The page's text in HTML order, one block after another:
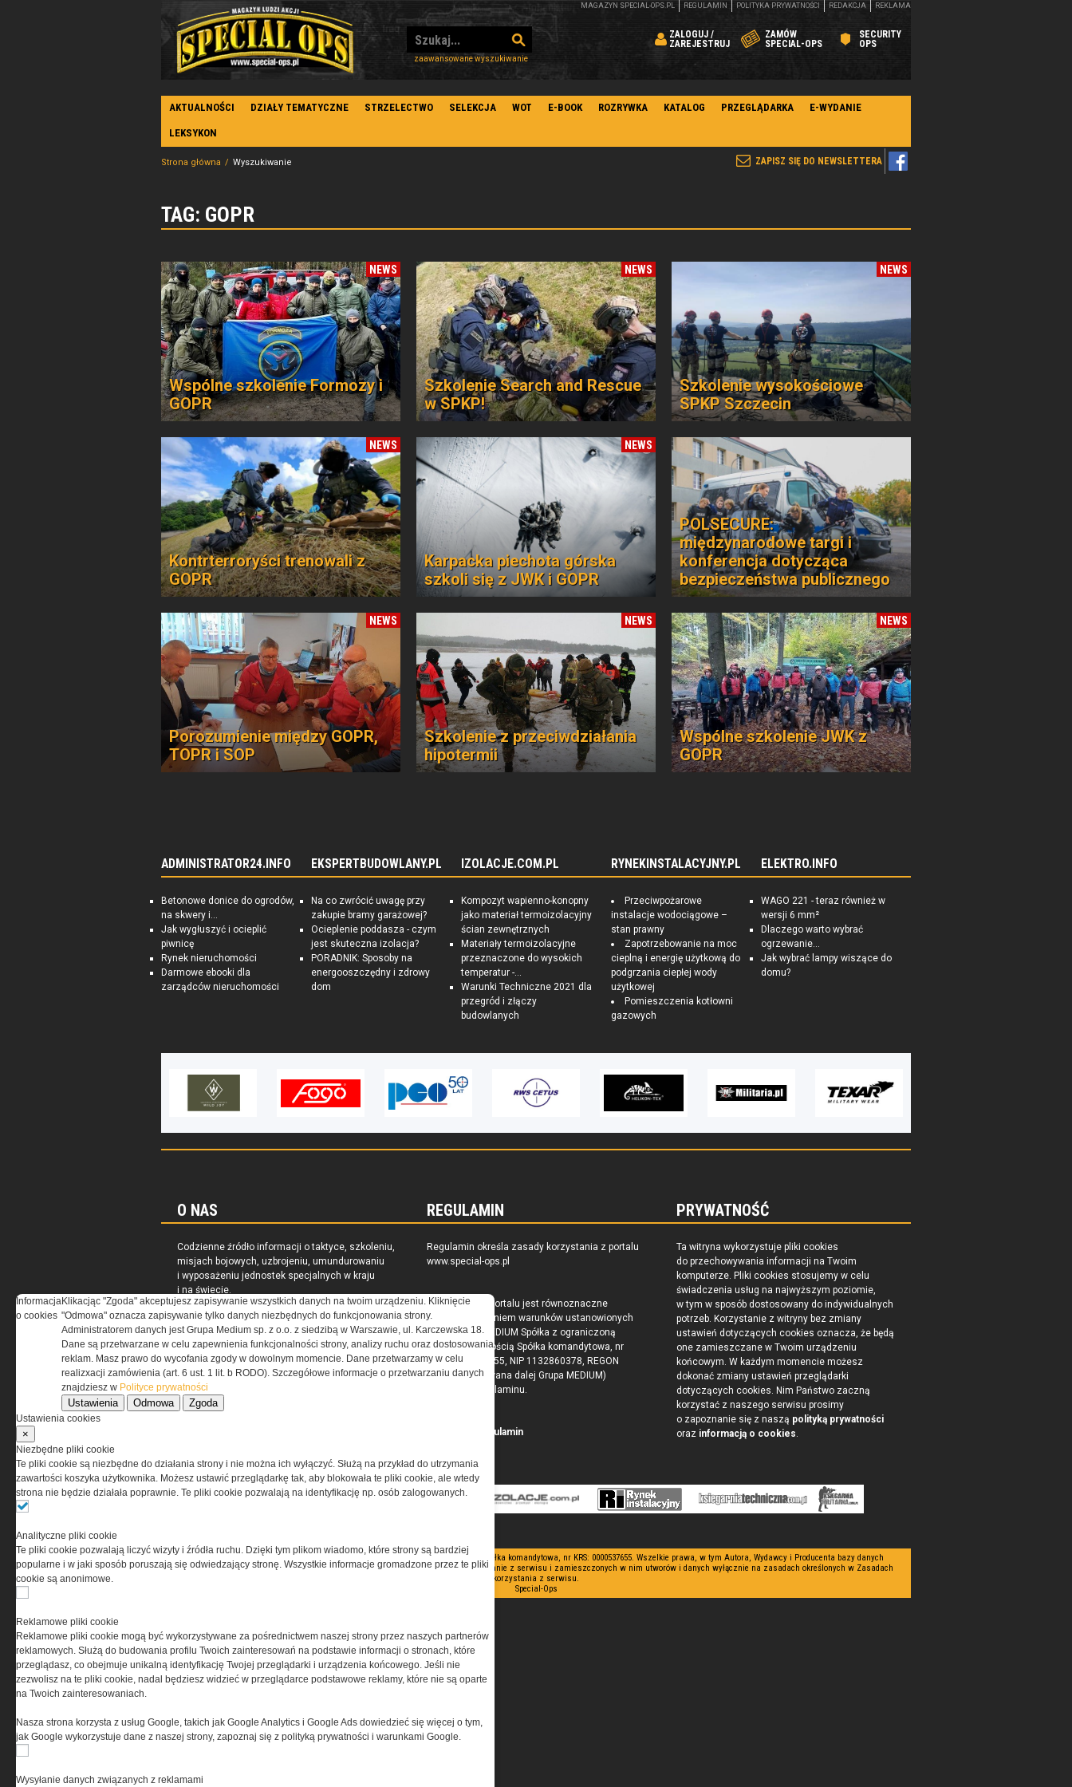
zaawansowane wyszukiwanie
ZALOGUJ /
ZAREJESTRUJ
ZAMÓW
SPECIAL-OPS
SECURITY
OPS
MAGAZYN SPECIAL-OPS.PL REGULAMIN POLITYKA PRYWATNOŚCI REDAKCJA REKLAMA
AKTUALNOŚCI DZIAŁY TEMATYCZNE STRZELECTWO SELEKCJA WOT E-BOOK ROZRYWKA KATALOG PRZEGLĄDARKA E-WYDANIE
LEKSYKON
ZAPISZ SIĘ DO NEWSLETTERA
Strona główna Wyszukiwanie
TAG: GOPR
NEWS
Wspólne szkolenie Formozy i
GOPR
NEWS
Szkolenie Search and Rescue
w SPKP!
NEWS
Szkolenie wysokościowe
SPKP Szczecin
NEWS
Kontrterroryści trenowali z
GOPR
NEWS
Karpacka piechota górska
szkoli się z JWK i GOPR
POLSECURE:
międzynarodowe targi i
konferencja dotycząca
bezpieczeństwa publicznego
NEWS
Porozumienie między GOPR,
TOPR i SOP
NEWS
Szkolenie z przeciwdziałania
hipotermii
NEWS
Wspólne szkolenie JWK z
GOPR
ADMINISTRATOR24.INFO
Betonowe donice do ogrodów,
na skwery i...
Jak wygłuszyć i ocieplić
piwnicę
Rynek nieruchomości
Darmowe ebooki dla
zarządców nieruchomości
EKSPERTBUDOWLANY.PL
Na co zwrócić uwagę przy
zakupie bramy garażowej?
Ocieplenie poddasza - czym
jest skuteczna izolacja?
PORADNIK: Sposoby na
energooszczędny i zdrowy
dom
IZOLACJE.COM.PL
Kompozyt wapienno-konopny
jako materiał termoizolacyjny
ścian zewnętrznych
Materiały termoizolacyjne
przeznaczone do wysokich
temperatur -...
Warunki Techniczne 2021 dla
przegród i złączy
budowlanych
RYNEKINSTALACYJNY.PL
Przeciwpożarowe
instalacje wodociągowe –
stan prawny
Zapotrzebowanie na moc
cieplną i energię użytkową do
podgrzania ciepłej wody
użytkowej
Pomieszczenia kotłowni
gazowych
ELEKTRO.INFO
WAGO 221 - teraz również w
wersji 6 mm²
Dlaczego warto wybrać
ogrzewanie...
Jak wybrać lampy wiszące do
domu?
O NAS
Codzienne źródło informacji o taktyce, szkoleniu,
misjach bojowych, uzbrojeniu, umundurowaniu
i wyposażeniu jednostek specjalnych w kraju
i na świecie.
REGULAMIN
Regulamin określa zasady korzystania z portalu
www.special-ops.pl
Korzystanie z portalu jest równoznaczne
z zaakceptowaniem warunków ustanowionych
przez Grupa MEDIUM Spółka z ograniczoną
odpowiedzialnością Spółka komandytowa, nr
KRS: 0000537655, NIP 1132860378, REGON
146393437 (zwana dalej Grupa MEDIUM)
w postaci Regulaminu.
Przeczytaj regulamin
PRYWATNOŚĆ
Ta witryna wykorzystuje pliki cookies
do przechowywania informacji na Twoim
komputerze. Pliki cookies stosujemy w celu
świadczenia usług na najwyższym poziomie,
w tym w sposób dostosowany do indywidualnych
potrzeb. Korzystanie z witryny bez zmiany
ustawień dotyczących cookies oznacza, że będą
one zamieszczane w Twoim urządzeniu
końcowym. W każdym momencie możesz
dokonać zmiany ustawień przeglądarki
dotyczących cookies. Nim Państwo zaczną
korzystać z naszego serwisu prosimy
o zapoznanie się z naszą polityką prywatności
oraz informacją o cookies.
Copyright © 2004-2019 Grupa MEDIUM Spółka z ograniczoną odpowiedzialnością Spółka komandytowa, nr KRS: 0000537655. Wszelkie prawa, w tym Autora, Wydawcy i Producenta bazy danych
zastrzeżone. Jakiekolwiek dalsze rozpowszechnianie artykułów zabronione. Korzystanie z serwisu i zamieszczonych w nim utworów i danych wyłącznie na zasadach określonych w Zasadach
korzystania z serwisu.
Special-Ops
Informacja
o cookies
Klikacjąc "Zgoda" akceptujesz zapisywanie wszystkich danych na twoim urządzeniu. Kliknięcie
"Odmowa" oznacza zapisywanie tylko danych niezbędnych do funkcjonowania strony.
Administratorem danych jest Grupa Medium sp. z o.o. z siedzibą w Warszawie, ul. Karczewska 18.
Dane są przetwarzane w celu zapewnienia funkcjonalności strony, analizy ruchu oraz dostosowania
reklam. Masz prawo do wycofania zgody w dowolnym momencie. Dane przetwarzamy w celu
realizxacji zamówienia (art. 6 ust. 1 lit. b RODO). Szczegółowe informacje o przetwarzaniu danych
znajdziesz w Polityce prywatności
Ustawienia Odmowa Zgoda
Ustawienia cookies
×
Niezbędne pliki cookie
Te pliki cookie są niezbędne do działania strony i nie można ich wyłączyć. Służą na przykład do utrzymania
zawartości koszyka użytkownika. Możesz ustawić przeglądarkę tak, aby blokowała te pliki cookie, ale wtedy
strona nie będzie działała poprawnie. Te pliki cookie pozwalają na identyfikację np. osób zalogowanych.
Analityczne pliki cookie
Te pliki cookie pozwalają liczyć wizyty i źródła ruchu. Dzięki tym plikom wiadomo, które strony są bardziej
popularne i w jaki sposób poruszają się odwiedzający stronę. Wszystkie informacje gromadzone przez te pliki
cookie są anonimowe.
Reklamowe pliki cookie
Reklamowe pliki cookie mogą być wykorzystywane za pośrednictwem naszej strony przez naszych partnerów
reklamowych. Służą do budowania profilu Twoich zainteresowań na podstawie informacji o stronach, które
przeglądasz, co obejmuje unikalną identyfikację Twojej przeglądarki i urządzenia końcowego. Jeśli nie
zezwolisz na te pliki cookie, nadal będziesz widzieć w przeglądarce podstawowe reklamy, które nie są oparte
na Twoich zainteresowaniach.
Nasza strona korzysta z usług Google, takich jak Google Analytics i Google Ads dowiedzieć się więcej o tym,
jak Google wykorzystuje dane z naszej strony, zapoznaj się z polityką prywatności i warunkami Google.
Wysyłanie danych związanych z reklamami